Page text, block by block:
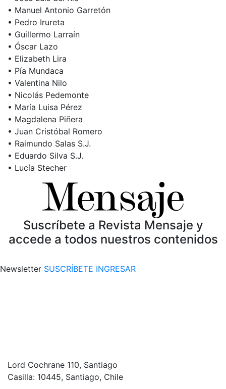
• Manuel Antonio Garretón
• Pedro Irureta
• Guillermo Larraín
• Óscar Lazo
• Elizabeth Lira
• Pía Mundaca
• Valentina Nilo
• Nicolás Pedemonte
• María Luisa Pérez
• Magdalena Piñera
• Juan Cristóbal Romero
• Raimundo Salas S.J.
• Eduardo Silva S.J.
• Lucía Stecher
Suscríbete a Revista Mensaje y
accede a todos nuestros contenidos
Newsletter SUSCRÍBETE INGRESAR
Lord Cochrane 110, Santiago
Casilla: 10445, Santiago, Chile